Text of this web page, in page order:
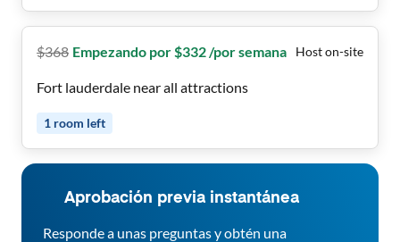
$368 Empezando por $332 /por semana Host on-site
Fort lauderdale near all attractions
1 room left
Aprobación previa instantánea
Responde a unas preguntas y obtén una